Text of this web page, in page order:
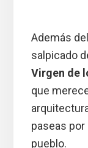
Además
salpicado
Virgen de
que
paseas por
pueblo.